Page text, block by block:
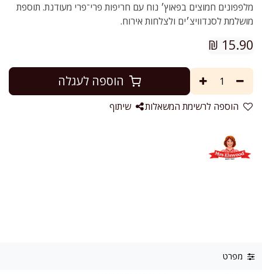
מלפפונים חמוצים בפאוץ׳ נוח עם חריפות פרי־פרי מעודנת. תוספת
מושלמת לסנדוויצ׳ים ולצלחות אירוח.
15.90
₪
הוספה לעגלה
הוספה לרשימת המשאלות שיתוף
מפרט